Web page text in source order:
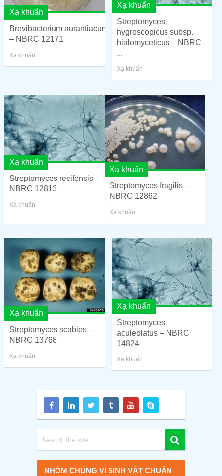
Xạ khuẩn
Brevibacterium aurantiacum
– NBRC 12171
Xạ khuẩn
Xạ khuẩn
Streptomyces
hygroscopicus subsp.
hialomyceticus – NBRC
...
Xạ khuẩn
Xạ khuẩn
Streptomyces recifensis –
NBRC 12813
Xạ khuẩn
Xạ khuẩn
Streptomyces fragilis –
NBRC 12862
Xạ khuẩn
Xạ khuẩn
Streptomyces scabies –
NBRC 13768
Xạ khuẩn
Xạ khuẩn
Streptomyces
aculeolatus – NBRC
14824
Xạ khuẩn
NHÓM CHỦNG VI SINH VẬT CHUẨN